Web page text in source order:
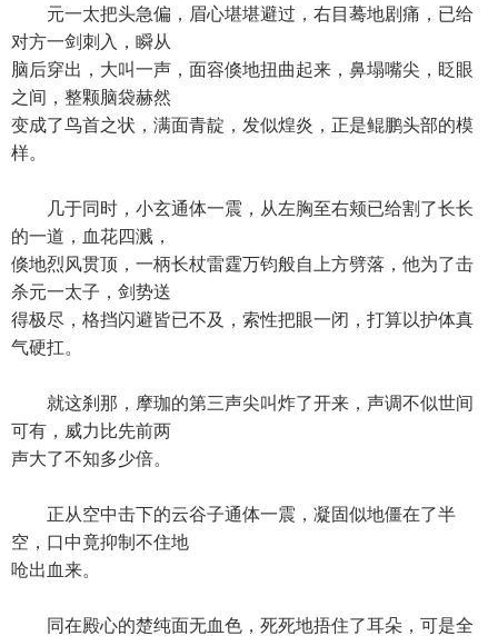
元一太把头急偏，眉心堪堪避过，右目蓦地剧痛，已给
对方一剑刺入，瞬从
脑后穿出，大叫一声，面容倏地扭曲起来，鼻塌嘴尖，眨眼
之间，整颗脑袋赫然
变成了鸟首之状，满面青靛，发似煌炎，正是鲲鹏头部的模
样。
几于同时，小玄通体一震，从左胸至右颊已给割了长长
的一道，血花四溅，
倏地烈风贯顶，一柄长杖雷霆万钧般自上方劈落，他为了击
杀元一太子，剑势送
得极尽，格挡闪避皆已不及，索性把眼一闭，打算以护体真
气硬扛。
就这刹那，摩珈的第三声尖叫炸了开来，声调不似世间
可有，威力比先前两
声大了不知多少倍。
正从空中击下的云谷子通体一震，凝固似地僵在了半
空，口中竟抑制不住地
呛出血来。
同在殿心的楚纯面无血色，死死地捂住了耳朵，可是全